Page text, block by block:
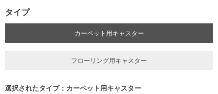
タイプ
カーペット用キャスター
フローリング用キャスター
選択されたタイプ：カーペット用キャスター